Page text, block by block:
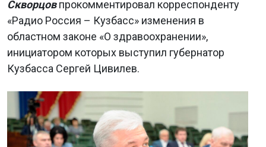
Скворцовпрокомментировал корреспонденту
«Радио Россия – Кузбасс» изменения в
областном законе «О здравоохранении»,
инициатором которых выступил губернатор
Кузбасса Сергей Цивилев.